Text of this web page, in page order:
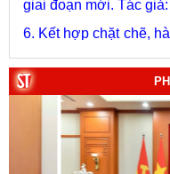
6. Kết hợp chặt chẽ,
phát triển kinh tế,
7. Chủ quyền của
giai đoạn 1884 -
Tác giả: Thượng
8. Hà Nội - Thành